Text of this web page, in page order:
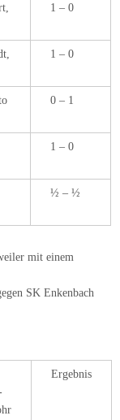
1 – 0
1 – 0
0 – 1
1 – 0
½ – ½
mit einem
SK Enkenbach
Ergebnis